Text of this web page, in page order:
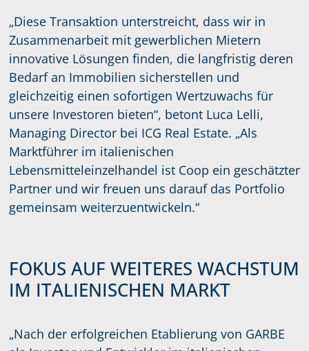
„Diese Transaktion unterstreicht, dass wir in
Zusammenarbeit mit gewerblichen Mietern
innovative Lösungen finden, die langfristig deren
Bedarf an Immobilien sicherstellen und
gleichzeitig einen sofortigen Wertzuwachs für
unsere Investoren bieten“, betont Luca Lelli,
Managing Director bei ICG Real Estate. „Als
Marktführer im italienischen
Lebensmitteleinzelhandel ist Coop ein geschätzter
Partner und wir freuen uns darauf das Portfolio
gemeinsam weiterzuentwickeln.“
FOKUS AUF WEITERES WACHSTUM
IM ITALIENISCHEN MARKT
„Nach der erfolgreichen Etablierung von GARBE